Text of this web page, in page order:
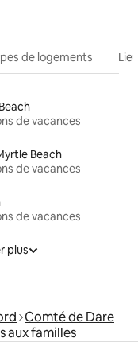
de logements
de vacances
Beach
de vacances
de vacances
plus
Comté de Dare
aux familles